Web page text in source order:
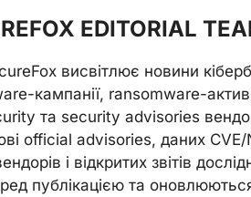
EDITORIAL
висвітлює новини
кампанії, ransomware-
та security advisories
official advisories, даних
і відкритих звітів
публікацією та